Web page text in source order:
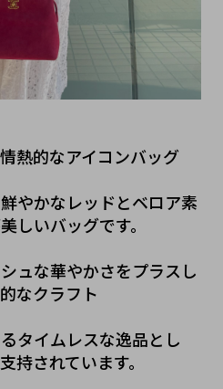
熱的なアイコンバッグ
やかなレッドとベロア素
しいバッグです。
ュな華やかさをプラスし
なクラフト
タイムレスな逸品とし
持されています。